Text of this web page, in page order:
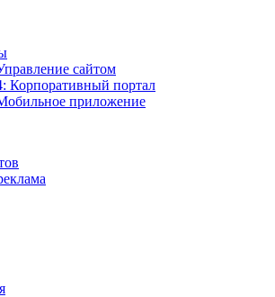
сайтом
Корпоративный портал
приложение